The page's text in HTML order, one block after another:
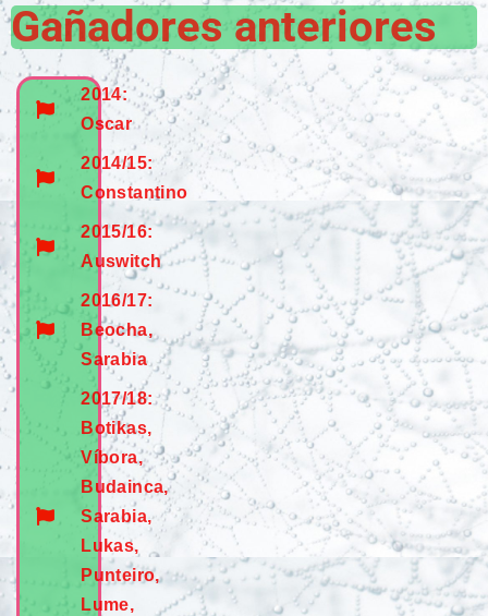
Gañadores anteriores
2014:
Oscar
2014/15:
Constantino
2015/16:
Auswitch
2016/17:
Beocha,
Sarabia
2017/18:
Botikas,
Víbora,
Budainca,
Sarabia,
Lukas,
Punteiro,
Lume,